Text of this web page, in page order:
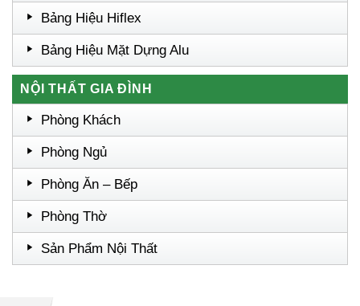
Bảng Hiệu Hiflex
Bảng Hiệu Mặt Dựng Alu
NỘI THẤT GIA ĐÌNH
Phòng Khách
Phòng Ngủ
Phòng Ăn – Bếp
Phòng Thờ
Sản Phẩm Nội Thất